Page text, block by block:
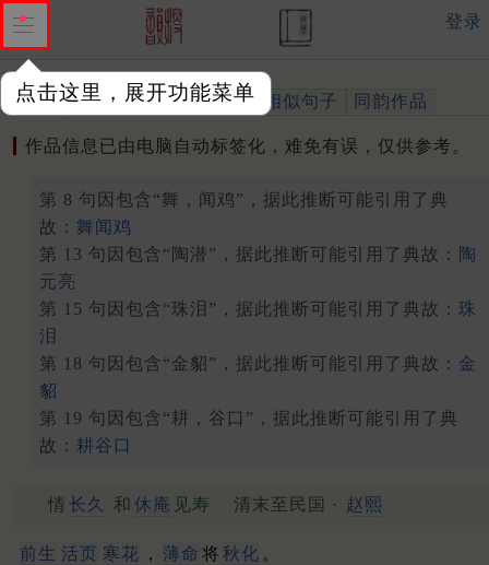
点击这里，展开功能菜单
登录
作品 标注四声 出处、引用 相似句子 同韵作品
作品信息已由电脑自动标签化，难免有误，仅供参考。
第 8 句因包含“舞，闻鸡”，据此推断可能引用了典
故： 舞闻鸡
第 13 句因包含“陶潜”，据此推断可能引用了典故： 陶
元亮
第 15 句因包含“珠泪”，据此推断可能引用了典故： 珠
泪
第 18 句因包含“金貂”，据此推断可能引用了典故： 金
貂
第 19 句因包含“耕，谷口”，据此推断可能引用了典
故： 耕谷口
情 长久 和 休庵 见寿 清末至民国 · 赵熙
前生 活页 寒花 ， 薄命 将 秋化 。